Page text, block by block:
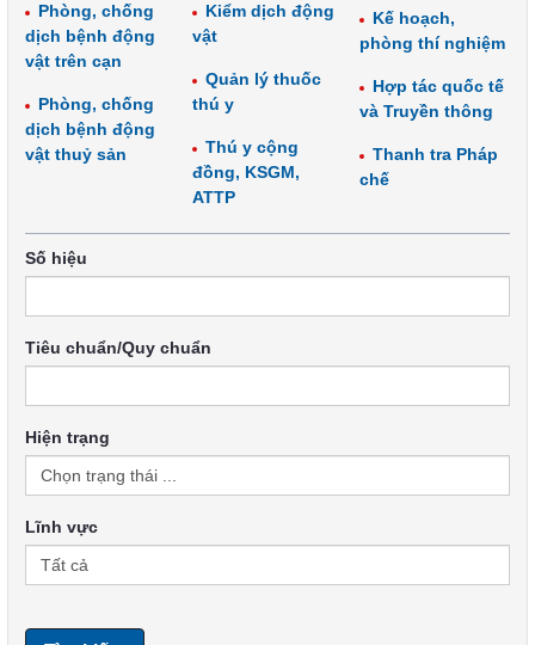
Phòng, chống
dịch bệnh động
vật trên cạn
Phòng, chống
dịch bệnh động
vật thuỷ sản
Kiểm dịch động
vật
Quản lý thuốc
thú y
Thú y cộng
đồng, KSGM,
ATTP
Kế hoạch,
phòng thí nghiệm
Hợp tác quốc tế
và Truyền thông
Thanh tra Pháp
chế
Số hiệu
Tiêu chuẩn/Quy chuẩn
Hiện trạng
Lĩnh vực